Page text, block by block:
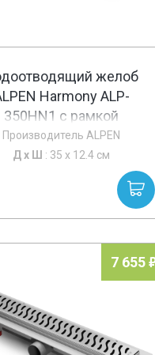
желоб
Harmony ALP-
350HN1 с рамкой
Производитель ALPEN
Д х Ш : 35 x 12.4 см
7 655